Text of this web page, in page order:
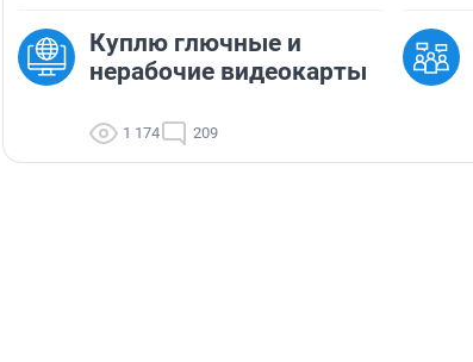
Куплю глючные и
нерабочие видеокарты
1 174 209